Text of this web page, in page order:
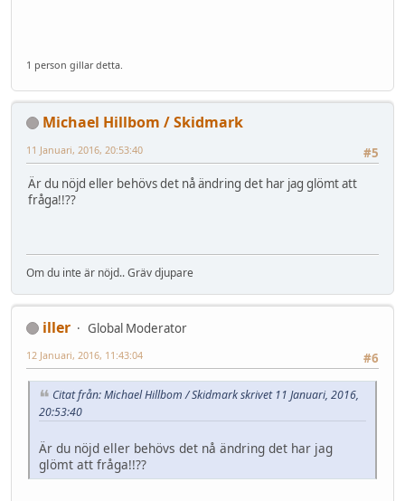
1 person gillar detta.
Michael Hillbom / Skidmark
#5
11 Januari, 2016, 20:53:40
Är du nöjd eller behövs det nå ändring det har jag glömt att
fråga!!??
Om du inte är nöjd.. Gräv djupare
iller
Global Moderator
#6
12 Januari, 2016, 11:43:04
Citat från: Michael Hillbom / Skidmark skrivet 11 Januari, 2016,
20:53:40
Är du nöjd eller behövs det nå ändring det har jag
glömt att fråga!!??